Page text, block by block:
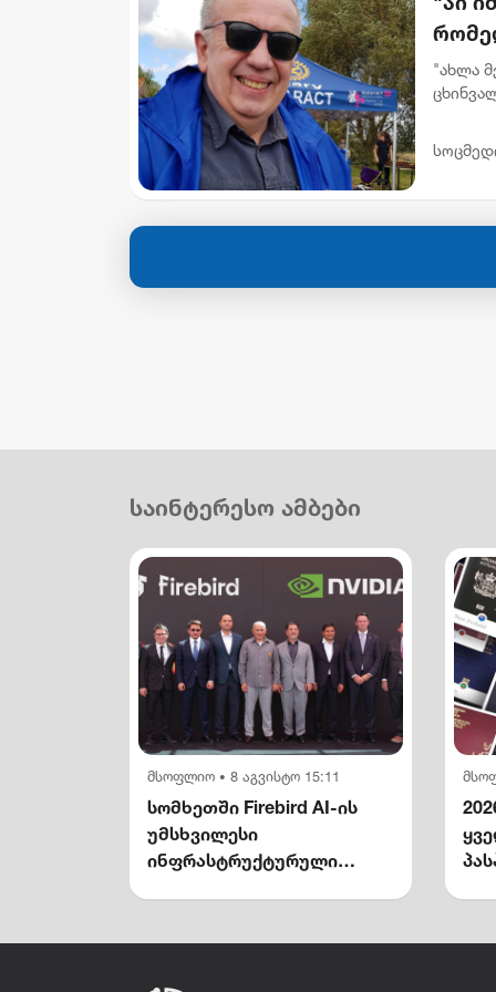
"ახლა
საინტერესო ამბები
მსოფლიო • 8 აგვისტო 15:11
სომხეთში Firebird AI-ის
უმსხვილესი
ინფრასტრუქტურული
$5 მილიარდამდე